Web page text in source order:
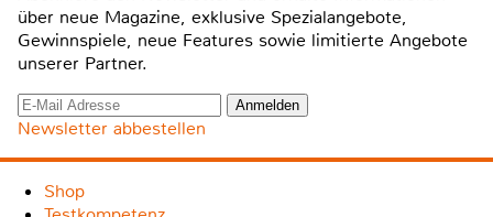
über neue Magazine, exklusive Spezialangebote,
Gewinnspiele, neue Features sowie limitierte Angebote
unserer Partner.
Newsletter abbestellen
Shop